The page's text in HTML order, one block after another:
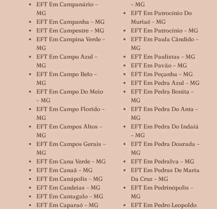
EFT Em Campanário –
MG
EFT Em Campanha – MG
EFT Em Campestre – MG
EFT Em Campina Verde –
MG
EFT Em Campo Azul –
MG
EFT Em Campo Belo –
MG
EFT Em Campo Do Meio
– MG
EFT Em Campo Florido –
MG
EFT Em Campos Altos –
MG
EFT Em Campos Gerais –
MG
EFT Em Cana Verde – MG
EFT Em Canaã – MG
EFT Em Canápolis – MG
EFT Em Candeias – MG
EFT Em Cantagalo – MG
EFT Em Caparaó – MG
– MG
EFT Em Patrocínio Do
Muriaé – MG
EFT Em Patrocínio – MG
EFT Em Paula Cândido –
MG
EFT Em Paulistas – MG
EFT Em Pavão – MG
EFT Em Peçanha – MG
EFT Em Pedra Azul – MG
EFT Em Pedra Bonita –
MG
EFT Em Pedra Do Anta –
MG
EFT Em Pedra Do Indaiá
– MG
EFT Em Pedra Dourada –
MG
EFT Em Pedralva – MG
EFT Em Pedras De Maria
Da Cruz – MG
EFT Em Pedrinópolis –
MG
EFT Em Pedro Leopoldo